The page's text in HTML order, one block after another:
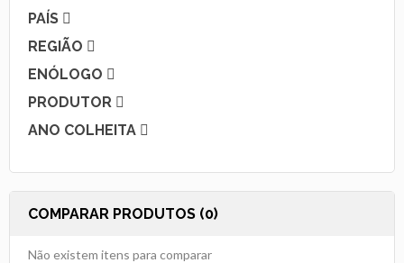
PAÍS
REGIÃO
ENÓLOGO
PRODUTOR
ANO COLHEITA
COMPARAR PRODUTOS (0)
Não existem itens para comparar